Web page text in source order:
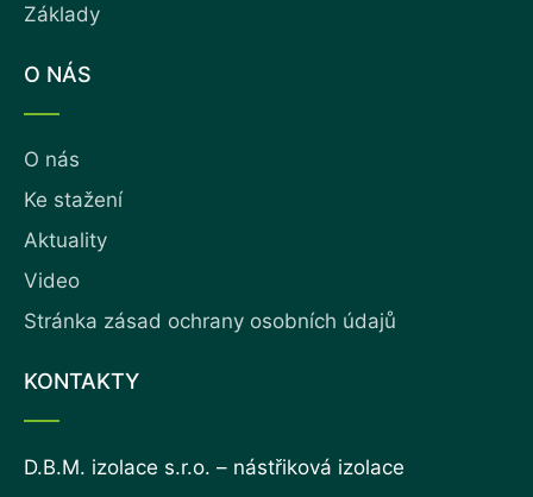
Základy
O NÁS
O nás
Ke stažení
Aktuality
Video
Stránka zásad ochrany osobních údajů
KONTAKTY
D.B.M. izolace s.r.o. – nástřiková izolace